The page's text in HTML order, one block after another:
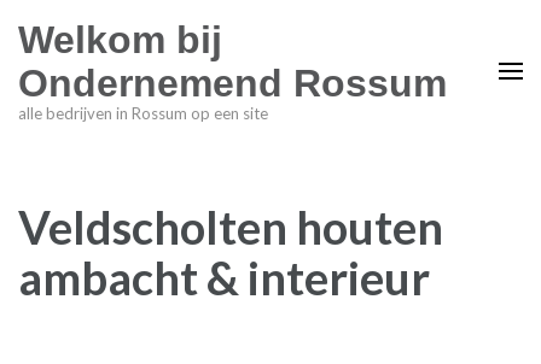
Welkom bij
Ondernemend Rossum
alle bedrijven in Rossum op een site
Veldscholten houten
ambacht & interieur